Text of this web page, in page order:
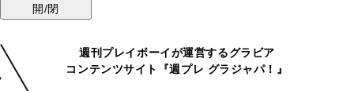
開/閉
週刊プレイボーイが運営するグラビア
コンテンツサイト『週プレ グラジャパ！』